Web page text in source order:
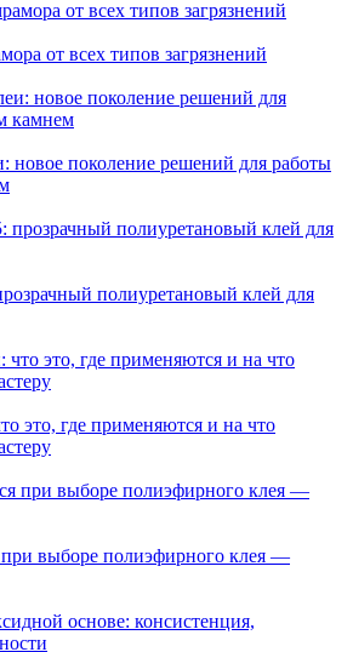
от всех типов загрязнений
новое поколение решений для работы
полиуретановый клей для
это, где применяются и на что
при выборе полиэфирного клея —